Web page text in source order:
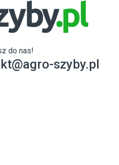
do nas!
szyby.pl